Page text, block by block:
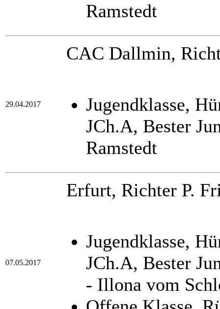
Ramstedt
29.04.2017
CAC Dallmin,
Jugendklasse,
JCh.A, Bester
Ramstedt
07.05.2017
Erfurt, Richter P.
Jugendklasse,
JCh.A, Bester
- Illona vom